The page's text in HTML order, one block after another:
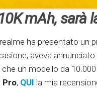
mAh, sarà
ha presentato un
aveva
un modello da
Pro, QUI la mia